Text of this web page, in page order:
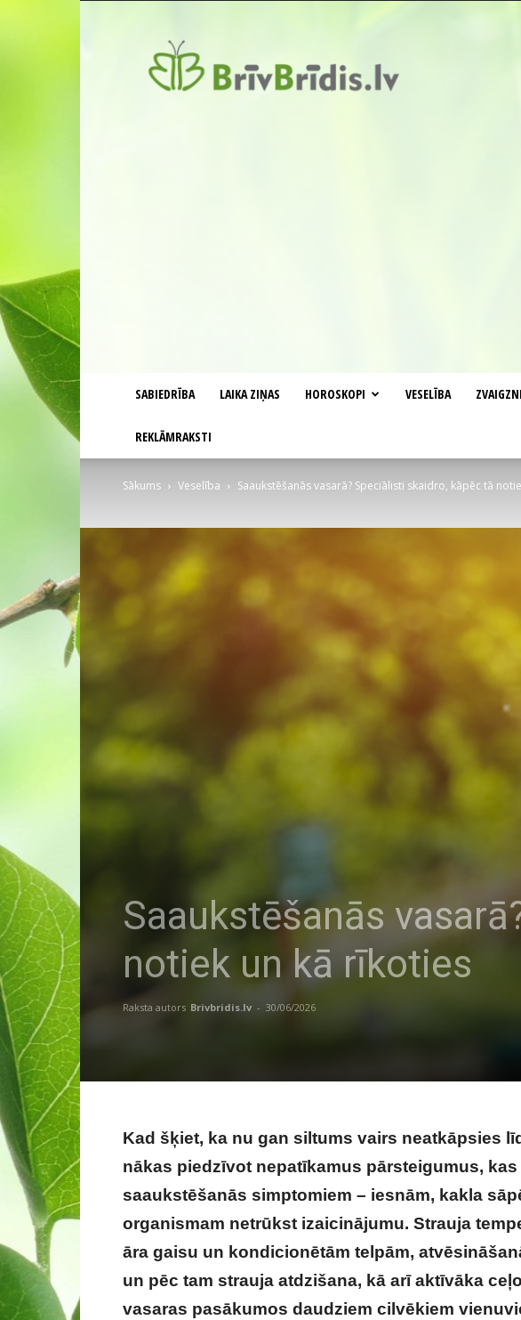
SABIEDRĪBA LAIKA ZIŅAS HOROSKOPI VESELĪBA
REKLĀMRAKSTI
Sākums Veselība Saaukstēšanās vasarā? Speciālisti skaidro, kāpēc tā
Saaukstēšanās
notiek un kā rīkoties
Raksta autors Brivbridis.lv - 30/06/2026
Kad šķiet, ka nu gan siltums vairs neatkāpsies
nākas piedzīvot nepatīkamus pārsteigumus,
saaukstēšanās simptomiem – iesnām, kakla
organismam netrūkst izaicinājumu. Strauja
āra gaisu un kondicionētām telpām,
un pēc tam strauja atdzišana, kā arī aktīvāka
vasaras pasākumos daudziem cilvēkiem